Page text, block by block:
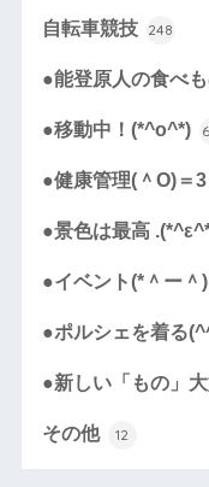
自転車競技 248
●能登原人の食べ
●移動中！(*^o^*)
●健康管理(＾O)＝3
●景色は最高
●イベント(*＾ー＾
●ポルシェを着る
●新しい「もの」
その他 12